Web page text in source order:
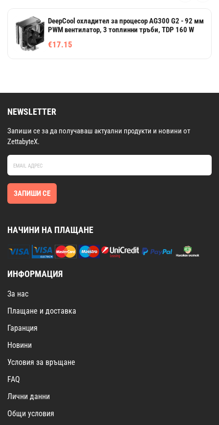
DeepCool охладител за процесор AG300 G2 - 92 мм
PWM вентилатор, 3 топлинни тръби, TDP 160 W
€17.15
NEWSLETTER
Запиши се за да получаваш актуални продукти и новини от
ZettabyteX.
ЗАПИШИ СЕ
НАЧИНИ НА ПЛАЩАНЕ
ИНФОРМАЦИЯ
За нас
Плащане и доставка
Гаранция
Новини
Условия за връщане
FAQ
Лични данни
Общи условия